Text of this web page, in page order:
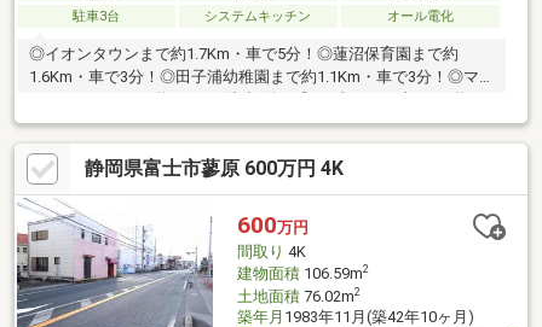
駐車3台
システムキッチン オール電化
◎イオンタウンまで約1.7Km・車で5分！◎蓮沼保育園まで約
1.6Km・車で3分！◎田子浦幼稚園まで約1.1Km・車で3分！◎マ
270m・徒歩4分！◎ウエルシアまで約360m・徒歩5分！◎本田公
園まで約80m・徒歩1分！◎郵便局まで約510m・徒歩7分！※掲載
画像右下に【AI修正】のロゴの付いた画像は、現況家具等有りま
す。売主様のプライバシーに配慮しCG加工により家具等消去した
画像となり、現況との相違がある場合は現況を優先致します。※
設備の内容・状況等は現況を優先致します。
静岡県富士市蓼原 600万円 4K
600万円
間取り 4K
建物面積106.59m2
土地面積76.02m2
築年月 1983年11月(築42年10ヶ月)